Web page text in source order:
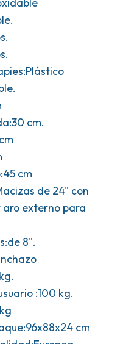
cm.
cm
de 24" con
aro externo para
8".
:100 kg.
cm